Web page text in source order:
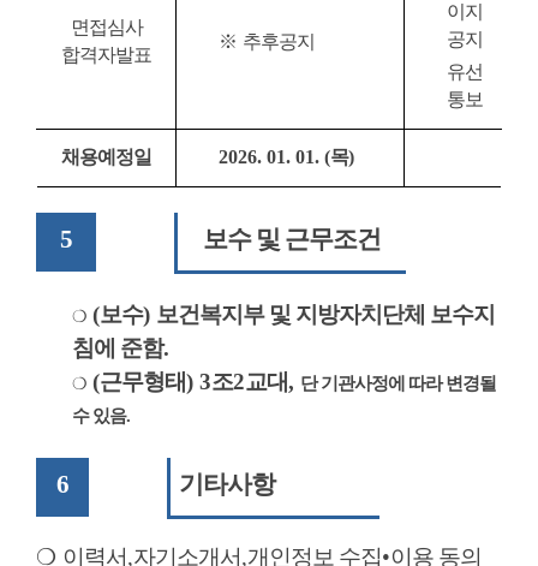
면접심사
합격자발표
※ 추후공지
이지
공지
유선
통보
채용예정일 2026. 01. 01. (목)
5 보수 및 근무조건
❍(보수) 보건복지부 및 지방자치단체 보수지
침에 준함.
❍(근무형태) 3조2교대, 단 기관사정에 따라 변경될
수 있음.
6 기타사항
❍ 이력서,자기소개서,개인정보 수집•이용 동의